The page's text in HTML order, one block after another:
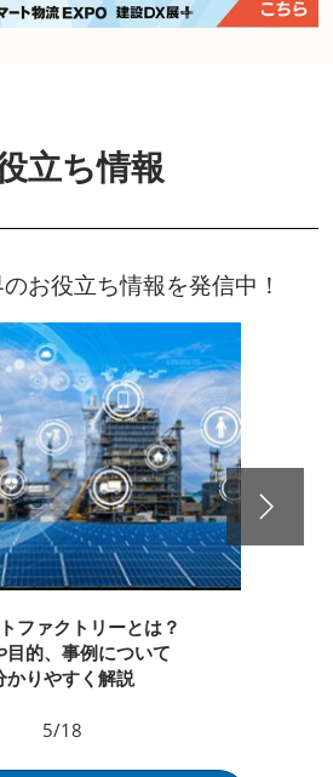
立ち情報
お役立ち情報を発信中！
ファクトリーとは？
目的、事例について
かりやすく解説
5/18